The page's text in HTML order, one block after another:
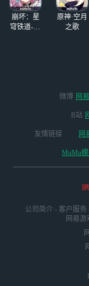
崩坏：星
穹铁道-4.4
原神·空月
之歌
微博 网
B站
友情链接 网
MuMu
公司简介 - 客户服务
网易游